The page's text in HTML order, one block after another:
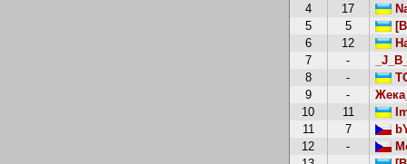
4
17
5
5
6
12
7
-
8
-
9
-
10
11
11
7
12
-